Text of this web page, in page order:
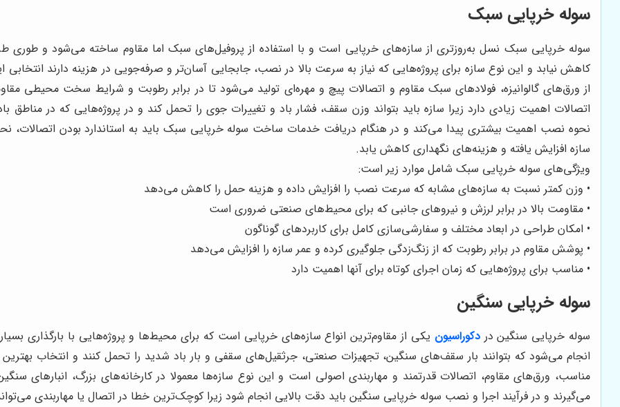
سوله خرپایی سبک
سوله خرپایی سبک نسل به‌روزتری از سازه‌های خرپایی است و با استفاده از پروفیل‌های سبک اما مقاوم ساخته می‌شود و طوری
کاهش نیابد و این نوع سازه برای پروژه‌هایی که نیاز به سرعت بالا در نصب، جابجایی آسان‌تر و صرفه‌جویی در هزینه دارند
از ورق‌های گالوانیزه، فولادهای سبک مقاوم و اتصالات پیچ و مهره‌ای تولید می‌شود تا در برابر رطوبت و شرایط سخت محیطی
اتصالات اهمیت زیادی دارد زیرا سازه باید بتواند وزن سقف، فشار باد و تغییرات جوی را تحمل کند و در پروژه‌هایی که در
نحوه نصب اهمیت بیشتری پیدا می‌کند و در هنگام دریافت خدمات ساخت سوله خرپایی سبک باید به استاندارد بودن
سازه افزایش یافته و هزینه‌های نگهداری کاهش یابد.
ویژگی‌های سوله خرپایی سبک شامل موارد زیر است:
• وزن کمتر نسبت به سازه‌های مشابه که سرعت نصب را افزایش داده و هزینه حمل را کاهش می‌دهد
• مقاومت بالا در برابر لرزش و نیروهای جانبی که برای محیط‌های صنعتی ضروری است
• امکان طراحی در ابعاد مختلف و سفارشی‌سازی کامل برای کاربردهای گوناگون
• پوشش مقاوم در برابر رطوبت که از زنگ‌زدگی جلوگیری کرده و عمر سازه را افزایش می‌دهد
• مناسب برای پروژه‌هایی که زمان اجرای کوتاه برای آنها اهمیت دارد
سوله خرپایی سنگین
سوله خرپایی سنگین دردکوراسیون یکی از مقاوم‌ترین انواع سازه‌های خرپایی است که برای محیط‌ها و پروژه‌هایی با بارگذاری
انجام می‌شود که بتوانند بار سقف‌های سنگین، تجهیزات صنعتی، جرثقیل‌های سقفی و بار باد شدید را تحمل کنند و انتخاب
مناسب، ورق‌های مقاوم، اتصالات قدرتمند و مهاربندی اصولی است و این نوع سازه‌ها معمولا در کارخانه‌های بزرگ، انبارهای
می‌گیرند و در فرآیند اجرا و نصب سوله خرپایی سنگین باید دقت بالایی انجام شود زیرا کوچک‌ترین خطا در اتصال یا مهاربندی